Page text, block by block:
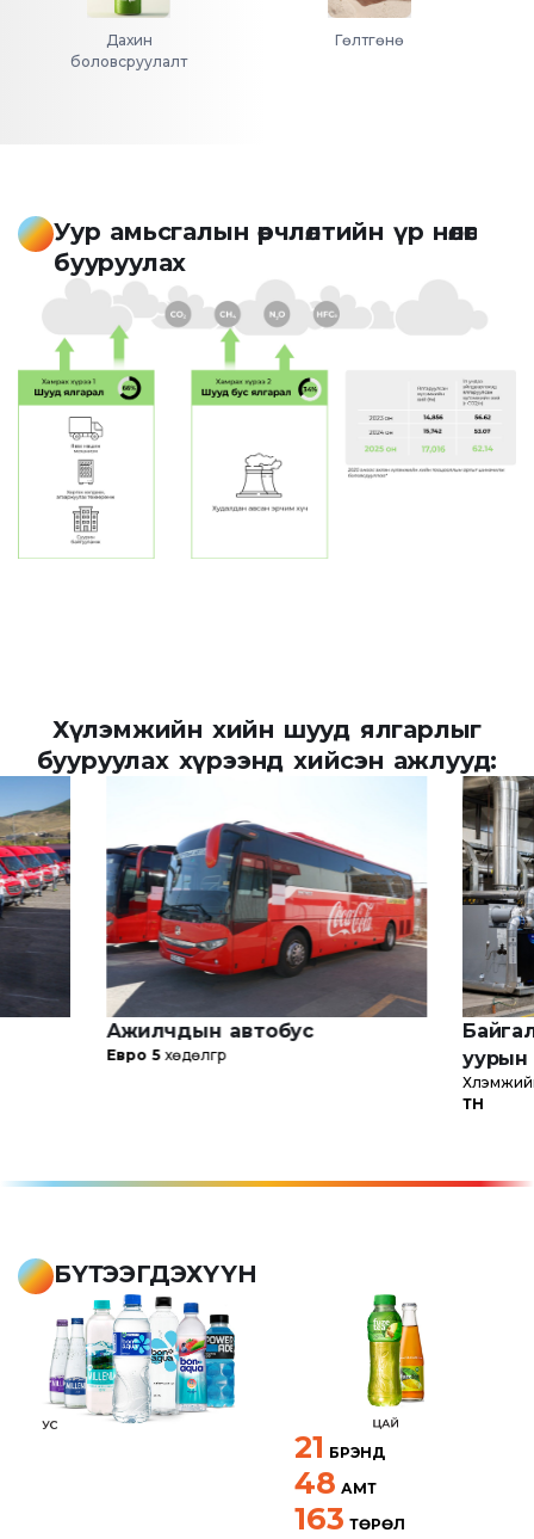
Уур амьсгалын өөрчлөлтийн үр нөлөөг
бууруулах
Хүлэмжийн хийн шууд ялгарлыг
бууруулах хүрээнд хийсэн ажлууд:
Ажилчдын автобус
Евро 5хөдөлгүүр
уурын
ТН
БҮТЭЭГДЭХҮҮН
21 БРЭНД
48 АМТ
163 ТӨРӨЛ